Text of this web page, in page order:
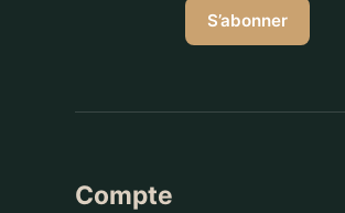
S’abonner
Compte